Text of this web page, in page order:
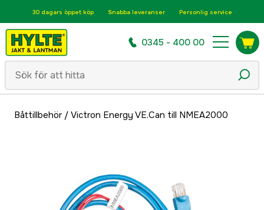
30 dagars öppet köp Snabba leveranser Personlig service
0345 - 400 00
Båttillbehör/ Victron Energy VE.Can till NMEA2000